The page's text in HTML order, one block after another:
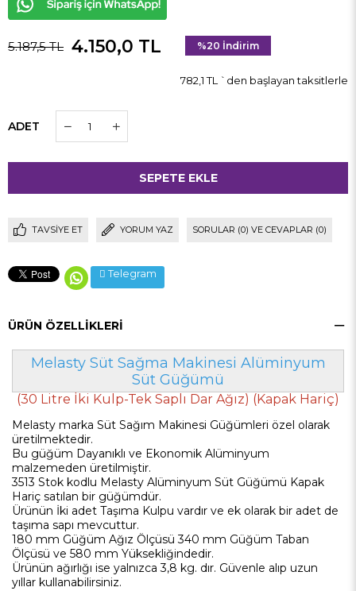
5.187,5 TL 4.150,0 TL %20 İndirim
782,1 TL `den başlayan taksitlerle
ADET
TAVSIYE ET YORUM YAZ SORULAR (0) VE CEVAPLAR (0)
Telegram
ÜRÜN ÖZELLIKLERI
Melasty Süt Sağma Makinesi Alüminyum
Süt Güğümü
(30 Litre İki Kulp-Tek Saplı Dar Ağız) (Kapak Hariç)
Melasty marka Süt Sağım Makinesi Güğümleri özel olarak
üretilmektedir.
Bu güğüm Dayanıklı ve Ekonomik Alüminyum
malzemeden üretilmiştir.
3513 Stok kodlu Melasty Alüminyum Süt Güğümü Kapak
Hariç satılan bir güğümdür.
Ürünün İki adet Taşıma Kulpu vardır ve ek olarak bir adet de
taşıma sapı mevcuttur.
180 mm Güğüm Ağız Ölçüsü 340 mm Güğüm Taban
Ölçüsü ve 580 mm Yüksekliğindedir.
Ürünün ağırlığı ise yalnızca 3,8 kg. dır. Güvenle alıp uzun
yıllar kullanabilirsiniz.